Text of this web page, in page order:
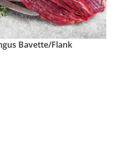
Bavette/Flank